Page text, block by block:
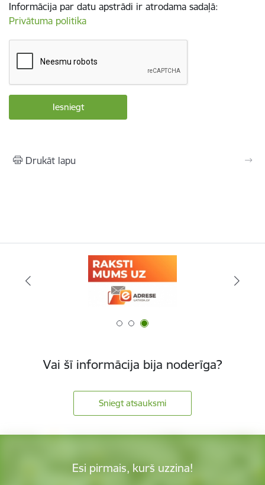
Informācija par datu apstrādi ir atrodama sadaļā:
Privātuma politika
Drukāt lapu
Vai šī informācija bija noderīga?
Sniegt atsauksmi
Esi pirmais, kurš uzzina!